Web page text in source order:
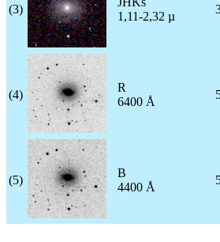
(3)
1,11-2,32 µ
(4)
R
6400 Å
(5)
B
4400 Å